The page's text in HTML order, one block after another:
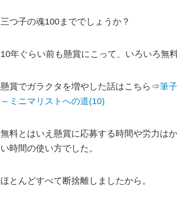
三つ子の魂100まででしょうか？
10年ぐらい前も懸賞にこって、いろいろ無
懸賞でガラクタを増やした話はこちら⇒筆
～ミニマリストへの道(10)
無料とはいえ懸賞に応募する時間や労力は
い時間の使い方でした。
ほとんどすべて断捨離しましたから。